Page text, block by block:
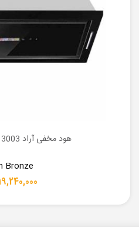
هود مخفی آراد 3003 مشکی میلان برنز
Bronze
19,240,000